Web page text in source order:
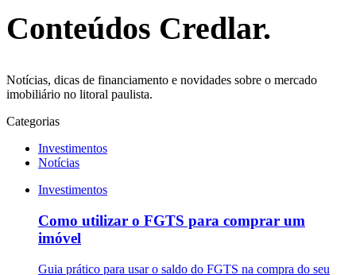
Conteúdos Credlar.
Notícias, dicas de financiamento e novidades sobre o mercado
imobiliário no litoral paulista.
Categorias
Investimentos
Notícias
Investimentos
Como utilizar o FGTS para comprar um
imóvel
Guia prático para usar o saldo do FGTS na compra do seu